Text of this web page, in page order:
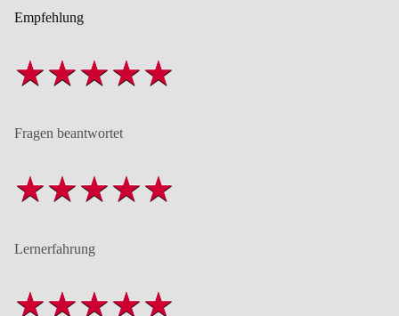
Empfehlung
Fragen beantwortet
Lernerfahrung